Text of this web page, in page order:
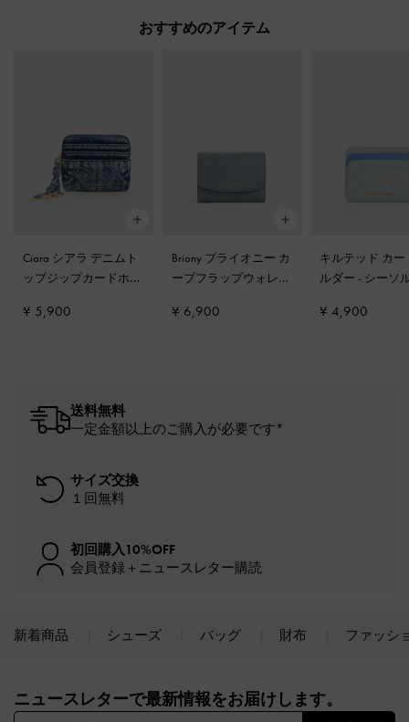
おすすめのアイテム
Ciara シアラ デニムト
ップジップカードホル
¥ 5,900
Briony ブライオニー カ
ーブフラップウォレッ
¥ 6,900
キルテッド カー
ルダー- シーソ
¥ 4,900
送料無料
一定金額以上のご購入が必要です*
サイズ交換
１回無料
初回購入10%OFF
会員登録＋ニュースレター購読
新着商品 シューズ バッグ 財布 ファッシ
ニュースレターで最新情報をお届けします。​